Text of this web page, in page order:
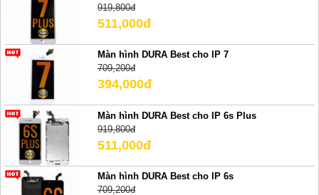
919,800đ
511,000đ
Màn hình DURA Best cho IP 7
709,200đ
394,000đ
Màn hình DURA Best cho IP 6s Plus
919,800đ
511,000đ
Màn hình DURA Best cho IP 6s
709,200đ